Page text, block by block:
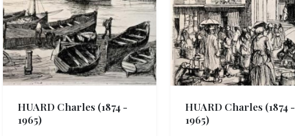
HUARD Charles (1874 -
1965)
HUARD Charles (1874 -
1965)